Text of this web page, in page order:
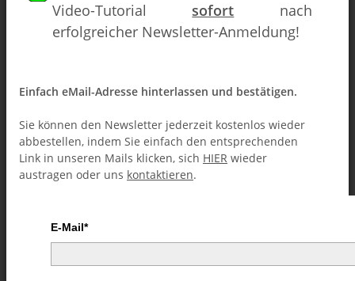
Video-Tutorial sofort nach
erfolgreicher Newsletter-Anmeldung!
Einfach eMail-Adresse hinterlassen und bestätigen.
Sie können den Newsletter jederzeit kostenlos wieder
abbestellen, indem Sie einfach den entsprechenden
Link in unseren Mails klicken, sich HIER wieder
austragen oder uns kontaktieren.
E-Mail*